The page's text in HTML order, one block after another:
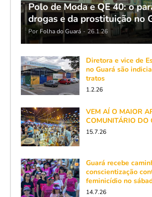
Polo de Moda e QE 40: o
drogas e da prostituição no
Por Folha do Guará - 26.1.26
Diretora e vice de
no Guará são
tratos
1.2.26
VEM AÍ O MAIOR
COMUNITÁRIO DO
15.7.26
Guará recebe
conscientização
feminicídio no
14.7.26